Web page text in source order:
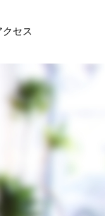
クセス